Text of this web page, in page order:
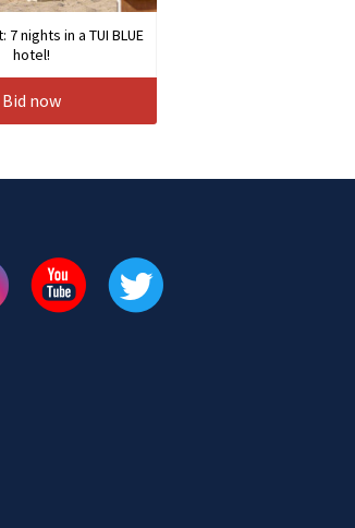
7 nights in a TUI BLUE
hotel!
Bid now